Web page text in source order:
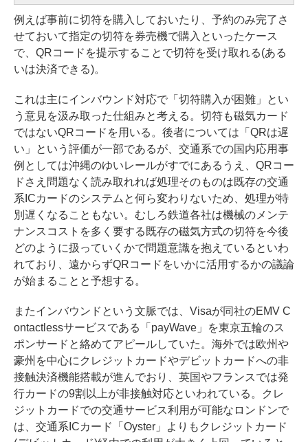
例えば事前に切符を購入しておいたり、予約のみ完了さ
せておいて指定の切符を券売機で購入といったケース
で、QRコードを提示することで切符を受け取れる(ある
いは決済できる)。
これは主にインバウンド対応で「切符購入が困難」とい
う意見を汲み取った仕組みと考える。切符も磁気カード
ではないQRコードを用いる。後者については「QRは遅
い」という評価が一部であるが、交通系での国内応用事
例としては沖縄のゆいレールがすでにあるうえ、QRコー
ドさえ問題なく読み取れれば処理そのものは既存の交通
系ICカードのシステムと何ら変わりないため、処理が特
別遅くなることもない。むしろ鉄道各社は機械のメンテ
ナンスコストを多く要する既存の磁気方式の切符を今後
どのように扱っていくかで問題意識を抱えているといわ
れており、遠からずQRコードをいかに活用するかの議論
が始まることと予想する。
またインバウンドという文脈では、Visaが同社のEMV C
ontactlessサービスである「payWave」を東京五輪のス
ポンサードと絡めてアピールしていた。海外では欧州や
豪州を中心にクレジットカードやデビットカードへの非
接触決済機能搭載が進んでおり、英国やフランスでは発
行カードの9割以上が非接触対応といわれている。クレ
ジットカードでの交通サービス利用が可能なロンドンで
は、交通系ICカード「Oyster」よりもクレジットカード